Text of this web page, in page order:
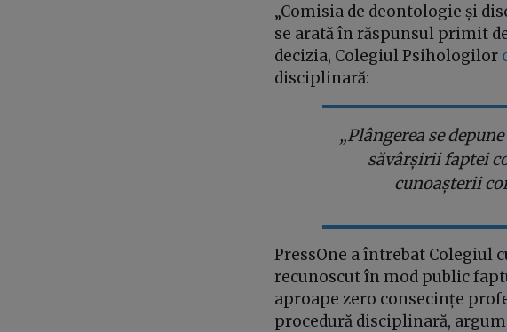
„Comisia de deontologie și
se arată în răspunsul primit
decizia, Colegiul Psihologilor
disciplinară:
„Plângerea se
săvârșirii faptei
cunoașterii
PressOne a întrebat Colegiul
recunoscut în mod public
aproape zero consecințe
procedură disciplinară,